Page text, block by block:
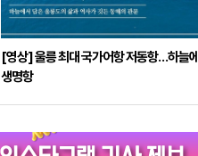
[영상] 울릉 최대 국가어항 저동항…하늘
생명항